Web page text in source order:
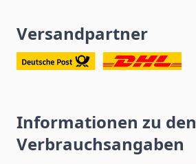
Versandpartner
Informationen zu den
Verbrauchsangaben